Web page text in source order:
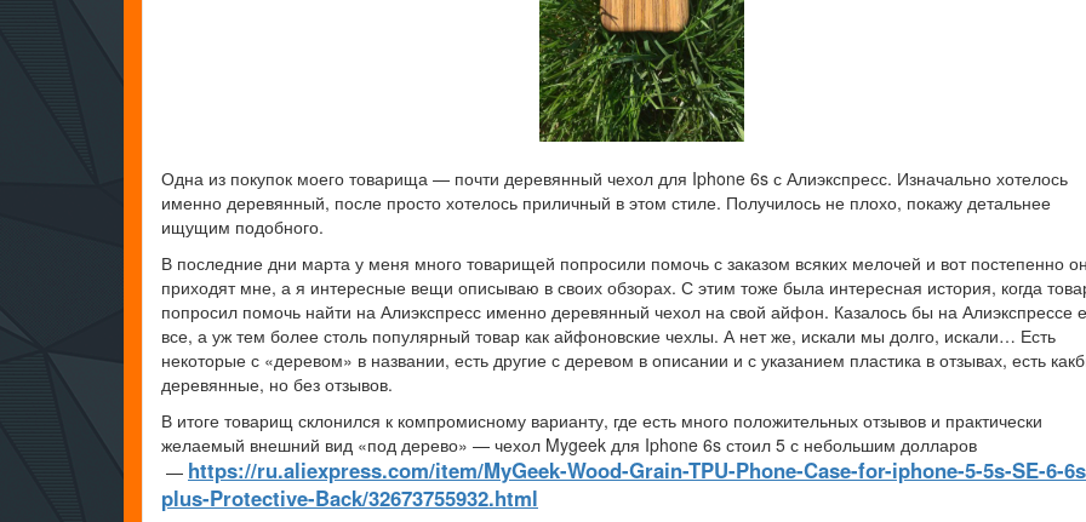
Одна из покупок моего товарища — почти деревянный чехол для Iphone 6s с Алиэкспресс. Изначально хотелось
именно деревянный, после просто хотелось приличный в этом стиле. Получилось не плохо, покажу детальнее
ищущим подобного.
В последние дни марта у меня много товарищей попросили помочь с заказом всяких мелочей и вот постепенно
приходят мне, а я интересные вещи описываю в своих обзорах. С этим тоже была интересная история, когда
попросил помочь найти на Алиэкспресс именно деревянный чехол на свой айфон. Казалось бы на Алиэкспрессе
все, а уж тем более столь популярный товар как айфоновские чехлы. А нет же, искали мы долго, искали… Есть
некоторые с «деревом» в названии, есть другие с деревом в описании и с указанием пластика в отзывах, есть
деревянные, но без отзывов.
В итоге товарищ склонился к компромисному варианту, где есть много положительных отзывов и практически
желаемый внешний вид «под дерево» — чехол Mygeek для Iphone 6s стоил 5 с небольшим долларов
— https://ru.aliexpress.com/item/MyGeek-Wood-Grain-TPU-Phone-Case-for-iphone-5-5s-SE-6-
plus-Protective-Back/32673755932.html